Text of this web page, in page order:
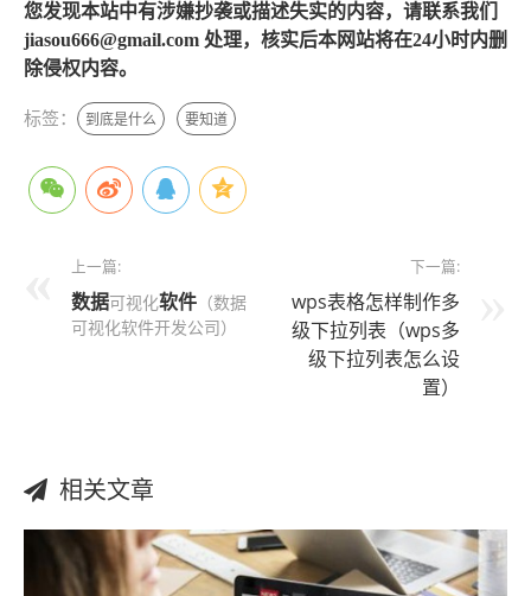
您发现本站中有涉嫌抄袭或描述失实的内容，请联系我们
jiasou666@gmail.com 处理，核实后本网站将在24小时内删
除侵权内容。
标签： 到底是什么 要知道
上一篇:
数据可视化软件 （数据
可视化软件开发公司）
下一篇:
wps表格怎样制作多
级下拉列表（wps多
级下拉列表怎么设
置）
相关文章